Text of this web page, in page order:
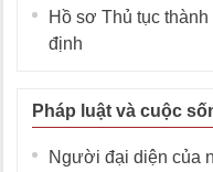
Hồ sơ Thủ tục
định
Pháp luật và cuộc
Người đại diện của